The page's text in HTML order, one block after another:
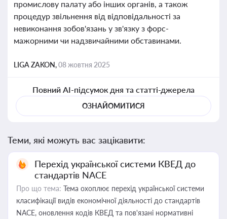
промислову палату або інших органів, а також
процедур звільнення від відповідальності за
невиконання зобов'язань у зв'язку з форс-
мажорними чи надзвичайними обставинами.
LIGA ZAKON,08 жовтня 2025
Повний AI-підсумок дня та статті-джерела
ОЗНАЙОМИТИСЯ
Теми, які можуть вас зацікавити:
Перехід української системи КВЕД до
стандартів NACE
Про що тема: Тема охоплює перехід української системи
класифікації видів економічної діяльності до стандартів
NACE, оновлення кодів КВЕД та пов'язані нормативні